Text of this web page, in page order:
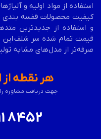
استفاده از مواد اولیه و
کیفیت محصولات قفسه بندی
و استفاده از جدیدترین
قیمت تمام شده سر شلف
صرفه‌تر از مدل‌های مشابه
هر نقطه
جهت دریافت مشاوره
8452